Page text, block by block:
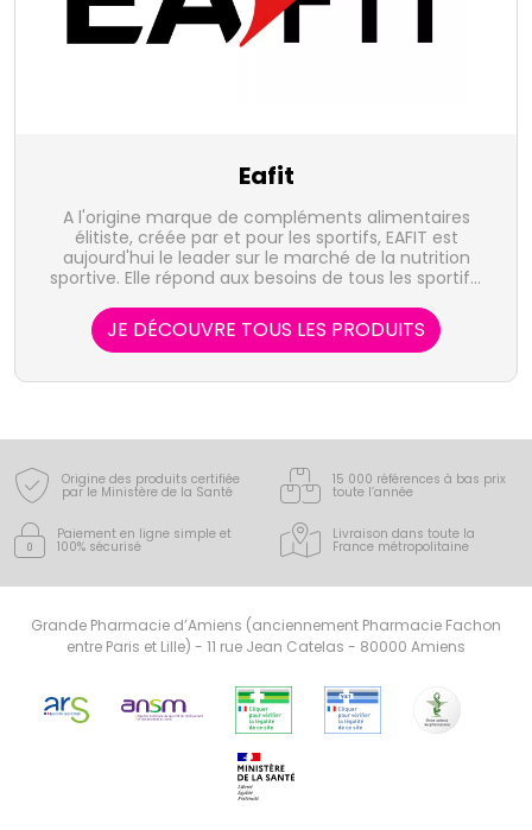
Eafit
A l'origine marque de compléments alimentaires
élitiste, créée par et pour les sportifs, EAFIT est
aujourd'hui le leader sur le marché de la nutrition
sportive. Elle répond aux besoins de tous les sportifs,
gammes sur mesure : EAFIT Construction Musculaire,
EAFIT Endurance et EAFIT Minceur Active.
JE DÉCOUVRE TOUS LES PRODUITS
Origine des produits certifiée
par le Ministère de la Santé
15 000 références à bas prix
toute l’année
Paiement en ligne simple et
100% sécurisé
Livraison dans toute la
France métropolitaine
Grande Pharmacie d’Amiens (anciennement Pharmacie Fachon
entre Paris et Lille) - 11 rue Jean Catelas - 80000 Amiens